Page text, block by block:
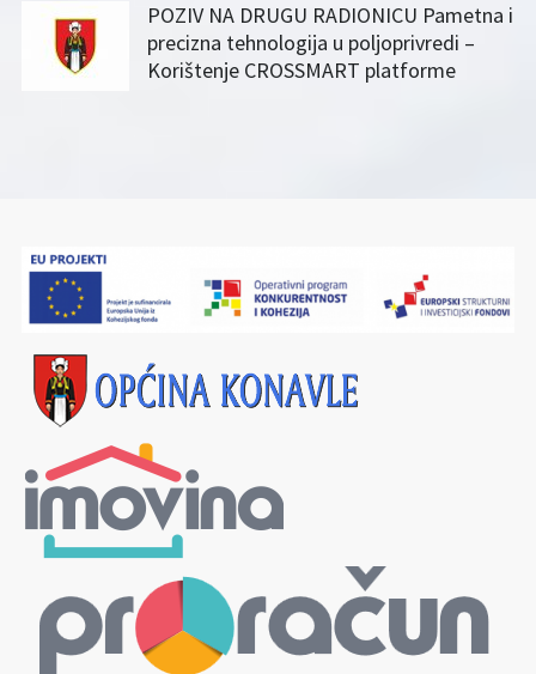
POZIV NA DRUGU RADIONICU Pametna i
precizna tehnologija u poljoprivredi –
Korištenje CROSSMART platforme